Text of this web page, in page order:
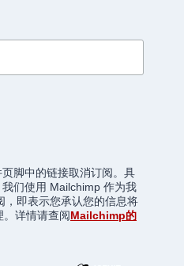
脚中的链接取消订阅。具
我们使用 Mailchimp 作为我
，即表示您承认您的信息将
详情请查阅Mailchimp的